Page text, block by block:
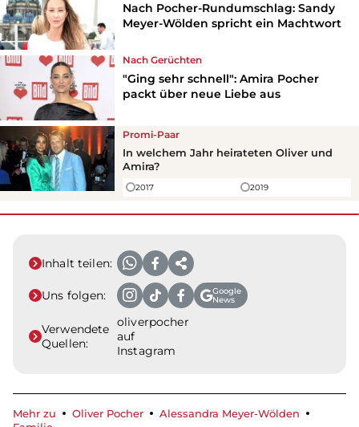
Nach Pocher-Rundumschlag: Sandy
Meyer-Wölden spricht ein Machtwort
Nach Gerüchten
"Ging sehr schnell": Amira Pocher
packt über neue Liebe aus
Promi-Paar
In welchem Jahr heirateten Oliver und
Amira?
2017 2019
Inhalt teilen:
Uns folgen:
Google
News
Verwendete
Quellen:
oliverpocher
auf
Instagram
Mehr zu Oliver Pocher
Alessandra Meyer-Wölden